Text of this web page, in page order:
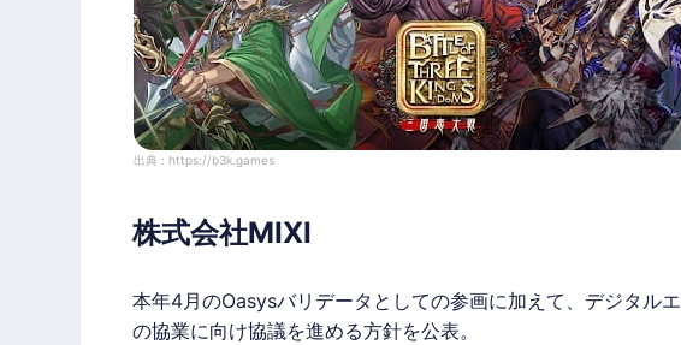
出典 : https://b3k.games
株式会社MIXI
本年4月のOasysバリデータとしての参画に加えて、デジタル
の協業に向け協議を進める方針を公表。